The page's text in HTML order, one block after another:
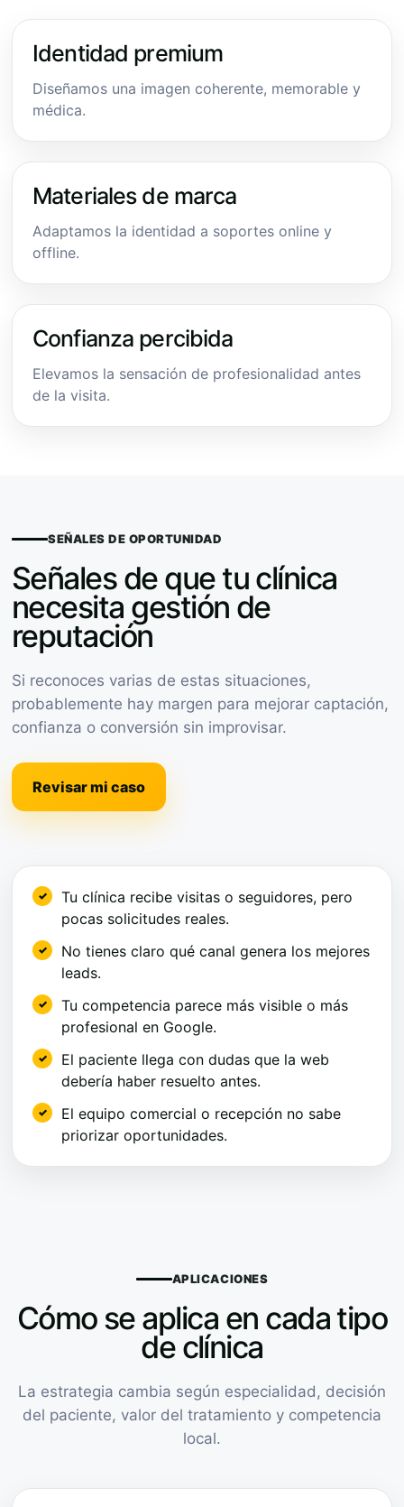
Identidad premium
Diseñamos una imagen coherente, memorable y
médica.
Materiales de marca
Adaptamos la identidad a soportes online y
offline.
Confianza percibida
Elevamos la sensación de profesionalidad antes
de la visita.
SEÑALES DE OPORTUNIDAD
Señales de que tu clínica
necesita gestión de
reputación
Si reconoces varias de estas situaciones,
probablemente hay margen para mejorar captación,
confianza o conversión sin improvisar.
Revisar mi caso
Tu clínica recibe visitas o seguidores, pero
pocas solicitudes reales.
No tienes claro qué canal genera los mejores
leads.
Tu competencia parece más visible o más
profesional en Google.
El paciente llega con dudas que la web
debería haber resuelto antes.
El equipo comercial o recepción no sabe
priorizar oportunidades.
APLICACIONES
Cómo se aplica en cada tipo
de clínica
La estrategia cambia según especialidad, decisión
del paciente, valor del tratamiento y competencia
local.